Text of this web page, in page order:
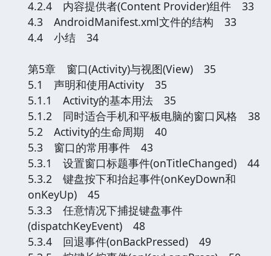
4.2.4 内容提供者(Content Provider)组件 33
4.3 AndroidManifest.xml文件的结构 33
4.4 小结 34
第5章 窗口(Activity)与视图(View) 35
5.1 声明和使用Activity 35
5.1.1 Activity的基本用法 35
5.1.2 同时适合手机和平板电脑的窗口风格 38
5.2 Activity的生命周期 40
5.3 窗口的常用事件 43
5.3.1 设置窗口标题事件(onTitleChanged) 44
5.3.2 键盘按下和抬起事件(onKeyDown和
onKeyUp) 45
5.3.3 任意情况下捕捉键盘事件
(dispatchKeyEvent) 48
5.3.4 回退事件(onBackPressed) 49